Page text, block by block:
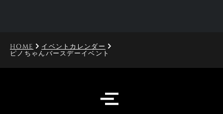
HOME イベントカレンダー
ピノちゃんバースデーイベント